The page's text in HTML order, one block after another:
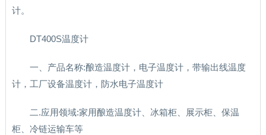
计。
DT400S温度计
一、产品名称:酿造温度计，电子温度计，带输出线温度
计，工厂设备温度计，防水电子温度计
二.应用领域:家用酿造温度计、冰箱柜、展示柜、保温
柜、冷链运输车等